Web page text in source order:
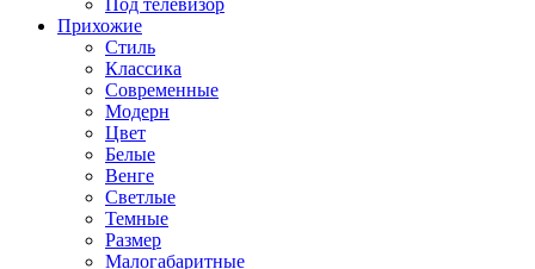
Под телевизор
Прихожие
Стиль
Классика
Современные
Модерн
Цвет
Белые
Венге
Светлые
Темные
Размер
Малогабаритные